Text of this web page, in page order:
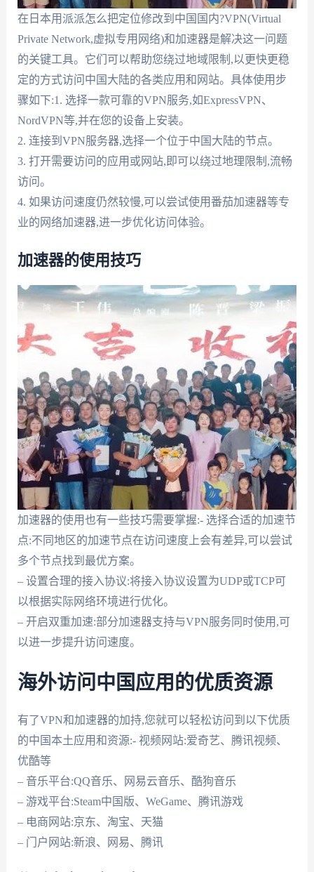
在日本用派派怎么把定位修改到中国国内?VPN(Virtual
Private Network,虚拟专用网络)和加速器是解决这一问题
的关键工具。它们可以帮助您绕过地域限制,以更快更稳
定的方式访问中国大陆的各类应用和网站。具体使用步
骤如下:1. 选择一款可靠的VPN服务,如ExpressVPN、
NordVPN等,并在您的设备上安装。
2. 连接到VPN服务器,选择一个位于中国大陆的节点。
3. 打开需要访问的应用或网站,即可以绕过地理限制,流畅
访问。
4. 如果访问速度仍然较慢,可以尝试使用番茄加速器等专
业的网络加速器,进一步优化访问体验。
加速器的使用技巧
加速器的使用也有一些技巧需要掌握:- 选择合适的加速节
点:不同地区的加速节点在访问速度上会有差异,可以尝试
多个节点找到最优方案。
– 设置合理的接入协议:将接入协议设置为UDP或TCP可
以根据实际网络环境进行优化。
– 开启双重加速:部分加速器支持与VPN服务同时使用,可
以进一步提升访问速度。
海外访问中国应用的优质资源
有了VPN和加速器的加持,您就可以轻松访问到以下优质
的中国本土应用和资源:- 视频网站:爱奇艺、腾讯视频、
优酷等
– 音乐平台:QQ音乐、网易云音乐、酷狗音乐
– 游戏平台:Steam中国版、WeGame、腾讯游戏
– 电商网站:京东、淘宝、天猫
– 门户网站:新浪、网易、腾讯